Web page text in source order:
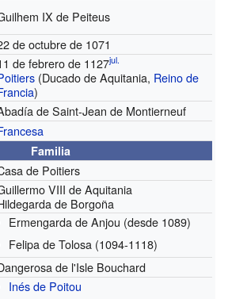
IX de Peiteus
de octubre de 1071
de febrero de 1127jul.
(Ducado de Aquitania, Reino de
)
de Saint-Jean de Montierneuf
Familia
de Poitiers
VIII de Aquitania
de Borgoña
Ermengarda de Anjou (desde 1089)
Felipa de Tolosa (1094-1118)
de l'Isle Bouchard
Inés de Poitou